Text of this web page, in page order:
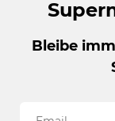
Bleibe